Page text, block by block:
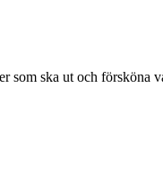
som ska ut och försköna